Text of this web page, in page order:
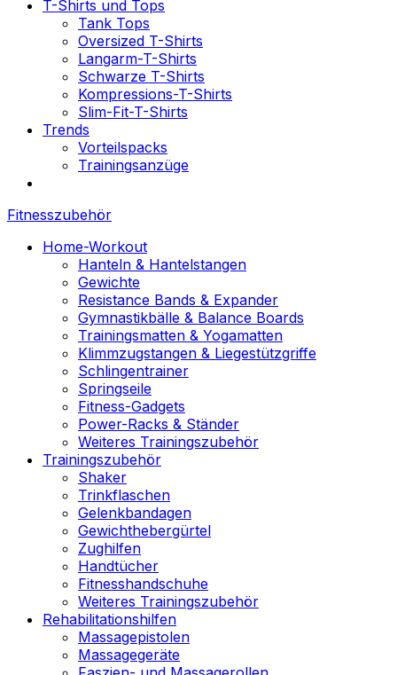
T-Shirts und Tops
Tank Tops
Oversized T-Shirts
Langarm-T-Shirts
Schwarze T-Shirts
Kompressions-T-Shirts
Slim-Fit-T-Shirts
Trends
Vorteilspacks
Trainingsanzüge
Fitnesszubehör
Home-Workout
Hanteln & Hantelstangen
Gewichte
Resistance Bands & Expander
Gymnastikbälle & Balance Boards
Trainingsmatten & Yogamatten
Klimmzugstangen & Liegestützgriffe
Schlingentrainer
Springseile
Fitness-Gadgets
Power-Racks & Ständer
Weiteres Trainingszubehör
Trainingszubehör
Shaker
Trinkflaschen
Gelenkbandagen
Gewichthebergürtel
Zughilfen
Handtücher
Fitnesshandschuhe
Weiteres Trainingszubehör
Rehabilitationshilfen
Massagepistolen
Massagegeräte